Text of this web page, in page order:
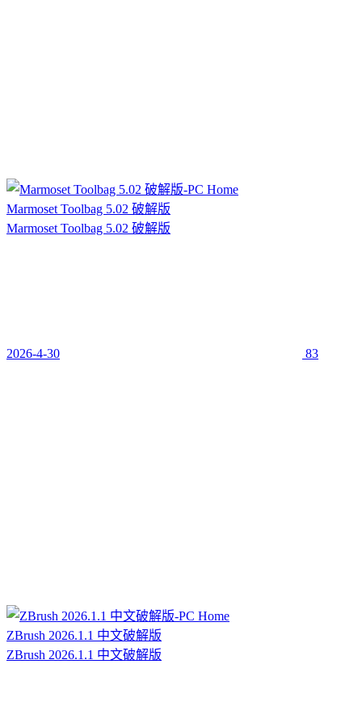
Marmoset Toolbag 5.02 破解版
Marmoset Toolbag 5.02 破解版
2026-4-30 83
ZBrush 2026.1.1 中文破解版
ZBrush 2026.1.1 中文破解版